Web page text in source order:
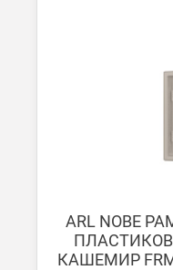
При заказе менее
БЕСПЛАТНАЯ доставка
Boxberry
Мы можем доставить
ARL NOBE
КАШЕМИР FRM-